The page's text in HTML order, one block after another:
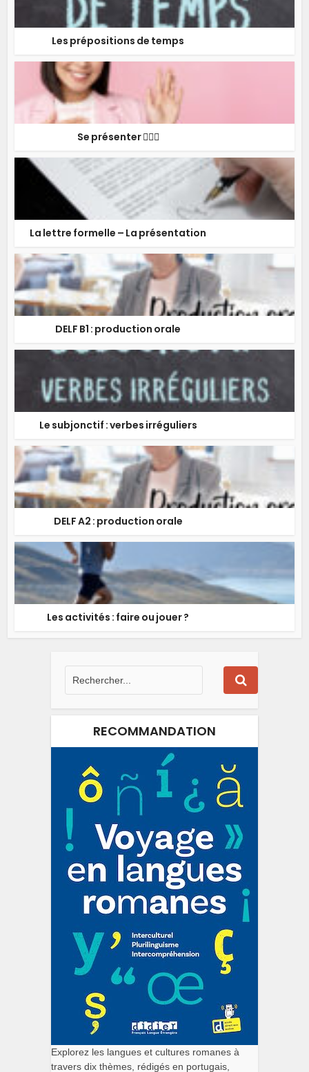
Les prépositions de temps
Se présenter 🙋🏻‍♂️
La lettre formelle – La présentation
DELF B1 : production orale
Le subjonctif : verbes irréguliers
DELF A2 : production orale
Les activités : faire ou jouer ?
RECOMMANDATION
Explorez les langues et cultures romanes à
travers dix thèmes, rédigés en portugais,